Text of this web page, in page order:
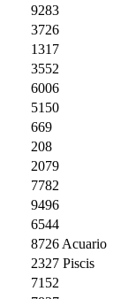
9283
3726
1317
3552
6006
5150
669
208
2079
7782
9496
6544
8726 Acuario
2327 Piscis
7152